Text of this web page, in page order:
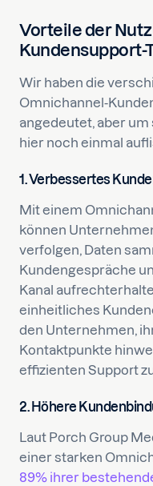
Vorteile der
Kundensupport-
Wir haben die
Omnichannel-
angedeutet, aber um
hier noch einmal
1. Verbessertes
Mit einem
können
verfolgen, Daten
Kundengespräche
Kanal
einheitliches
den Unternehmen,
Kontaktpunkte
effizienten Support
2. Höhere
Laut Porch Group
einer starken
89% ihrer